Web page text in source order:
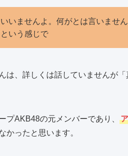
いませんよ。何がとは言いませ
いう感じで
は、詳しくは話していませんが
プAKB48の元メンバーであり、
かったと思います。